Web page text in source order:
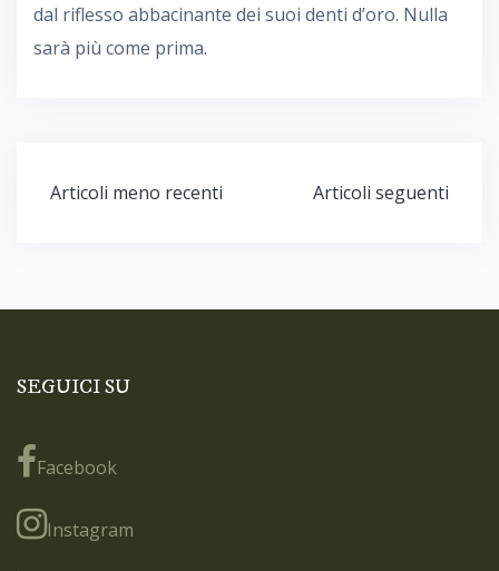
dal riflesso abbacinante dei suoi denti d’oro. Nulla
sarà più come prima.
Navigazione
Articoli meno recenti Articoli seguenti
SEGUICI SU
Facebook
Instagram